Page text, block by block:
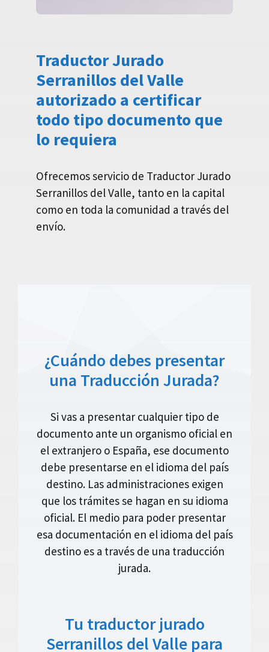
Traductor Jurado
Serranillos del Valle
autorizado a certificar
todo tipo documento que
lo requiera
Ofrecemos servicio de Traductor Jurado
Serranillos del Valle, tanto en la capital
como en toda la comunidad a través del
envío.
¿Cuándo debes presentar
una Traducción Jurada?
Si vas a presentar cualquier tipo de
documento ante un organismo oficial en
el extranjero o España, ese documento
debe presentarse en el idioma del país
destino. Las administraciones exigen
que los trámites se hagan en su idioma
oficial. El medio para poder presentar
esa documentación en el idioma del país
destino es a través de una traducción
jurada.
Tu traductor jurado
Serranillos del Valle para